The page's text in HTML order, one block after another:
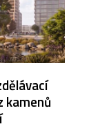
kamenů